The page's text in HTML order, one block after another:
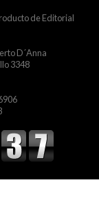
de Editorial
D´Anna
3348